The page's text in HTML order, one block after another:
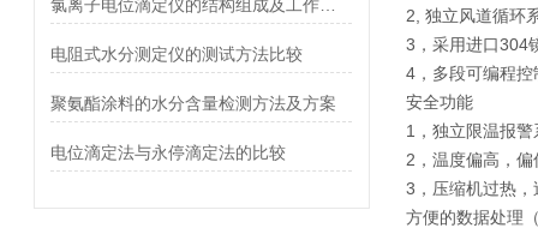
电阻式水分测定仪的测试方法比较
聚氨酯涂料的水分含量检测方法及方案
电位滴定法与永停滴定法的比较
2, 独立风道循环
3，采用进口304
4，多段可编程
安全功能
1，独立限温报
2，温度偏高，
3，压缩机过热
方便的数据处理